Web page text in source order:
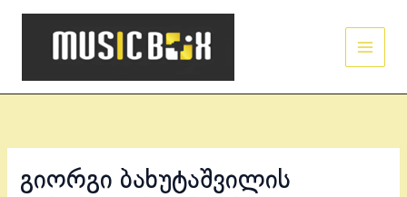
Skip
გიორგი ბახუტაშვილის